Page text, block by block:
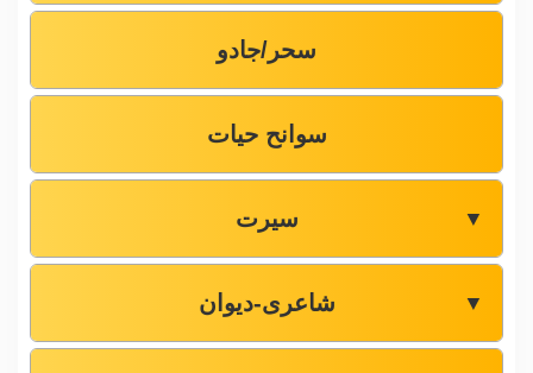
سحر/جادو
سوانح حیات
سیرت ▼
شاعری-دیوان ▼